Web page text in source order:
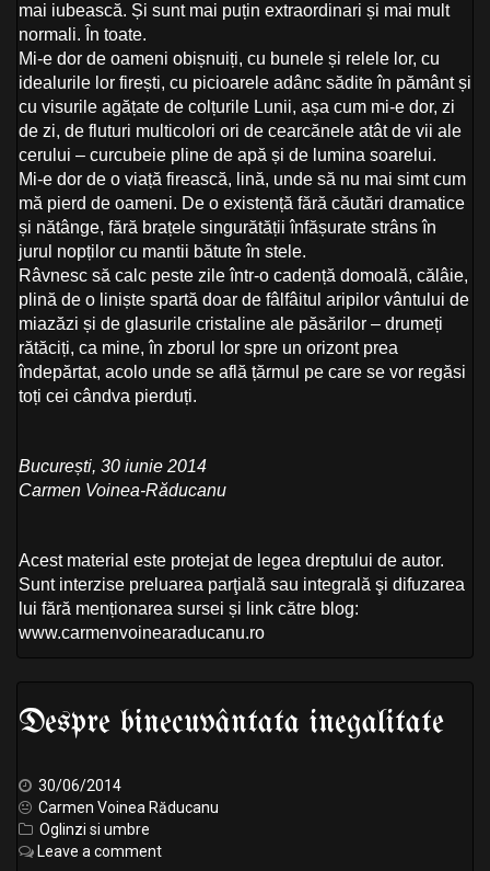
mai iubească. Și sunt mai puțin extraordinari și mai mult
normali. În toate.
Mi-e dor de oameni obișnuiți, cu bunele și relele lor, cu
idealurile lor firești, cu picioarele adânc sădite în pământ și
cu visurile agățate de colțurile Lunii, așa cum mi-e dor, zi
de zi, de fluturi multicolori ori de cearcănele atât de vii ale
cerului – curcubeie pline de apă și de lumina soarelui.
Mi-e dor de o viață firească, lină, unde să nu mai simt cum
mă pierd de oameni. De o existență fără căutări dramatice
și nătânge, fără brațele singurătății înfășurate strâns în
jurul nopților cu mantii bătute în stele.
Râvnesc să calc peste zile într-o cadență domoală, călâie,
plină de o liniște spartă doar de fâlfâitul aripilor vântului de
miazăzi și de glasurile cristaline ale păsărilor – drumeți
rătăciți, ca mine, în zborul lor spre un orizont prea
îndepărtat, acolo unde se află țărmul pe care se vor regăsi
toți cei cândva pierduți.
București, 30 iunie 2014
Carmen Voinea-Răducanu
Acest material este protejat de legea dreptului de autor.
Sunt interzise preluarea parţială sau integrală şi difuzarea
lui fără menționarea sursei și link către blog:
www.carmenvoinearaducanu.ro
Despre binecuvântata inegalitate
30/06/2014
Carmen Voinea Răducanu
Oglinzi si umbre
Leave a comment